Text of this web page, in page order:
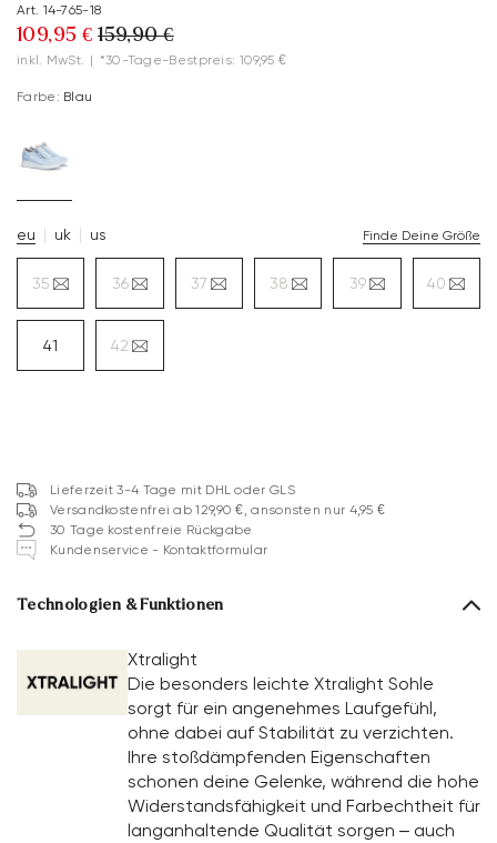
Art. 14-765-18
109,95 € 159,90 €
inkl. MwSt. | *30-Tage-Bestpreis: 109,95 €
Farbe: Blau
eu uk us Finde Deine Größe
35 36 37 38 39 40
41 42
Lieferzeit 3-4 Tage mit DHL oder GLS
Versandkostenfrei ab 129,90 €, ansonsten nur 4,95 €
30 Tage kostenfreie Rückgabe
Kundenservice - Kontaktformular
Technologien & Funktionen
Xtralight
Die besonders leichte Xtralight Sohle
sorgt für ein angenehmes Laufgefühl,
ohne dabei auf Stabilität zu verzichten.
Ihre stoßdämpfenden Eigenschaften
schonen deine Gelenke, während die hohe
Widerstandsfähigkeit und Farbechtheit für
langanhaltende Qualität sorgen – auch